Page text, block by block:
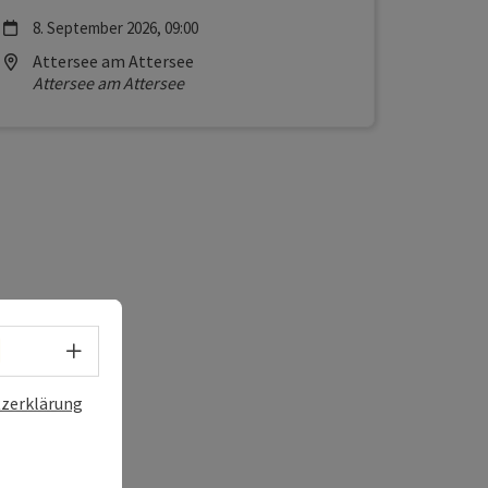
Nächster Termin
8. September 2026, 09:00
Location
Attersee am Attersee
Attersee am Attersee
Sprachwahl - Menü öffnen